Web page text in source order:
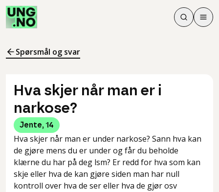
Søk
Søk
Meny
Spørsmål og svar
Hva skjer når man er i
narkose?
Jente, 14
Hva skjer når man er under narkose? Sann hva kan
de gjøre mens du er under og får du beholde
klærne du har på deg lsm? Er redd for hva som kan
skje eller hva de kan gjøre siden man har null
kontroll over hva de ser eller hva de gjør osv